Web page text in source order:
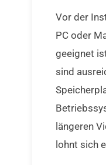
Vor der
PC oder
geeignet
sind
längeren
lohnt sich